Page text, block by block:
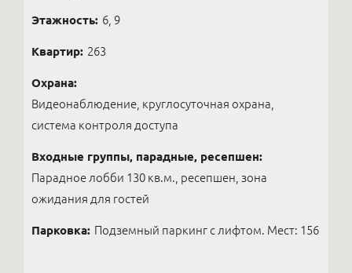
Этажность: 6, 9
Квартир: 263
Охрана:
Видеонаблюдение, круглосуточная охрана,
система контроля доступа
Входные группы, парадные, ресепшен:
Парадное лобби 130 кв.м., ресепшен, зона
ожидания для гостей
Парковка: Подземный паркинг с лифтом. Мест: 156